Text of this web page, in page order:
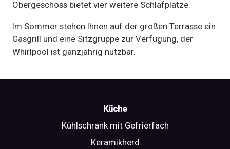
Obergeschoss bietet vier weitere Schlafplätze.
Im Sommer stehen Ihnen auf der großen Terrasse ein
Gasgrill und eine Sitzgruppe zur Verfügung, der
Whirlpool ist ganzjährig nutzbar.
Küche
Kühlschrank mit Gefrierfach
Keramikherd